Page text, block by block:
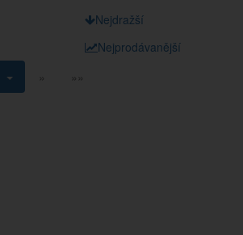
Nejdražší
Nejprodávanější
» »»